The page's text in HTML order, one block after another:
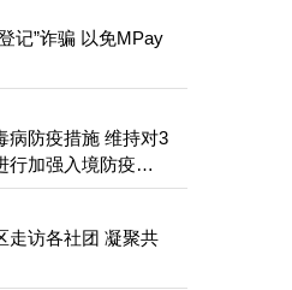
记”诈骗 以免MPay
病防疫措施 维持对3
行加强入境防疫措
走访各社团 凝聚共